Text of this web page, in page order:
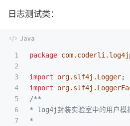
日志测试类：
1
2
3
4
5
6
7
package
import org.slf4j.Logger;
import
/**
* log4j封装实验室中的用户模
*